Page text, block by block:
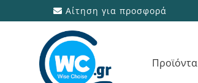
στο
περιεχόμενο
Αίτηση για προσφορά
Προϊόντα